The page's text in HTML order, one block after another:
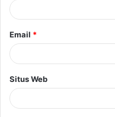
Email *
Situs Web